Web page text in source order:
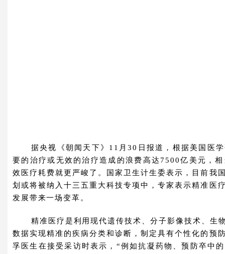
据央视《朝闻天下》11月30日报道，根据美国医
要的治疗或无效的治疗造成的浪费高达7500亿美元，
效医疗耗费就更严峻了。国家卫生计生委表示，目前我
划或将被纳入十三五重大科技专项中，专家表示精准医
发展带来一场变革。
精准医疗是利用现代遗传技术、分子影像技术、生
数据实现精准的疾病分类和诊断，制定具有个性化的预
孚医生在接受采访时表示，“例如抗凝药物、预防卒中